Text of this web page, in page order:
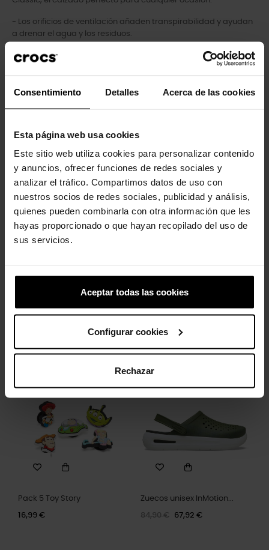
Consentimiento Detalles Acerca de las cookies
Esta página web usa cookies
Este sitio web utiliza cookies para personalizar contenido
y anuncios, ofrecer funciones de redes sociales y
analizar el tráfico. Compartimos datos de uso con
nuestros socios de redes sociales, publicidad y análisis,
quienes pueden combinarla con otra información que les
hayas proporcionado o que hayan recopilado del uso de
sus servicios.
Aceptar todas las cookies
Configurar cookies
Rechazar
- Los orificios de ventilación añaden transpirabilidad y ayudan
a drenar el agua y los residuos.
comodidad característica de Crocs.
- Suelas ligeras que no dejan marcas.
Los clientes que compraron este
producto también han comprado:
-20% -20%
Hashtag
Pack 5 Toy Story
16,99 €
-20%
Zuecos unisex InMotion...
84,90 € 67,92 €